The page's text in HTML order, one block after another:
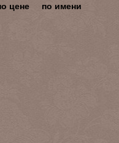
цене по имени